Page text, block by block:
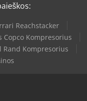
Reachstacker
Copco Kompresorius
Rand Kompresorius